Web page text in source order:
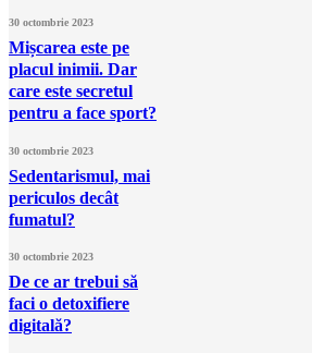
30 octombrie 2023
Mișcarea este pe
placul inimii. Dar
care este secretul
pentru a face sport?
30 octombrie 2023
Sedentarismul, mai
periculos decât
fumatul?
30 octombrie 2023
De ce ar trebui să
faci o detoxifiere
digitală?